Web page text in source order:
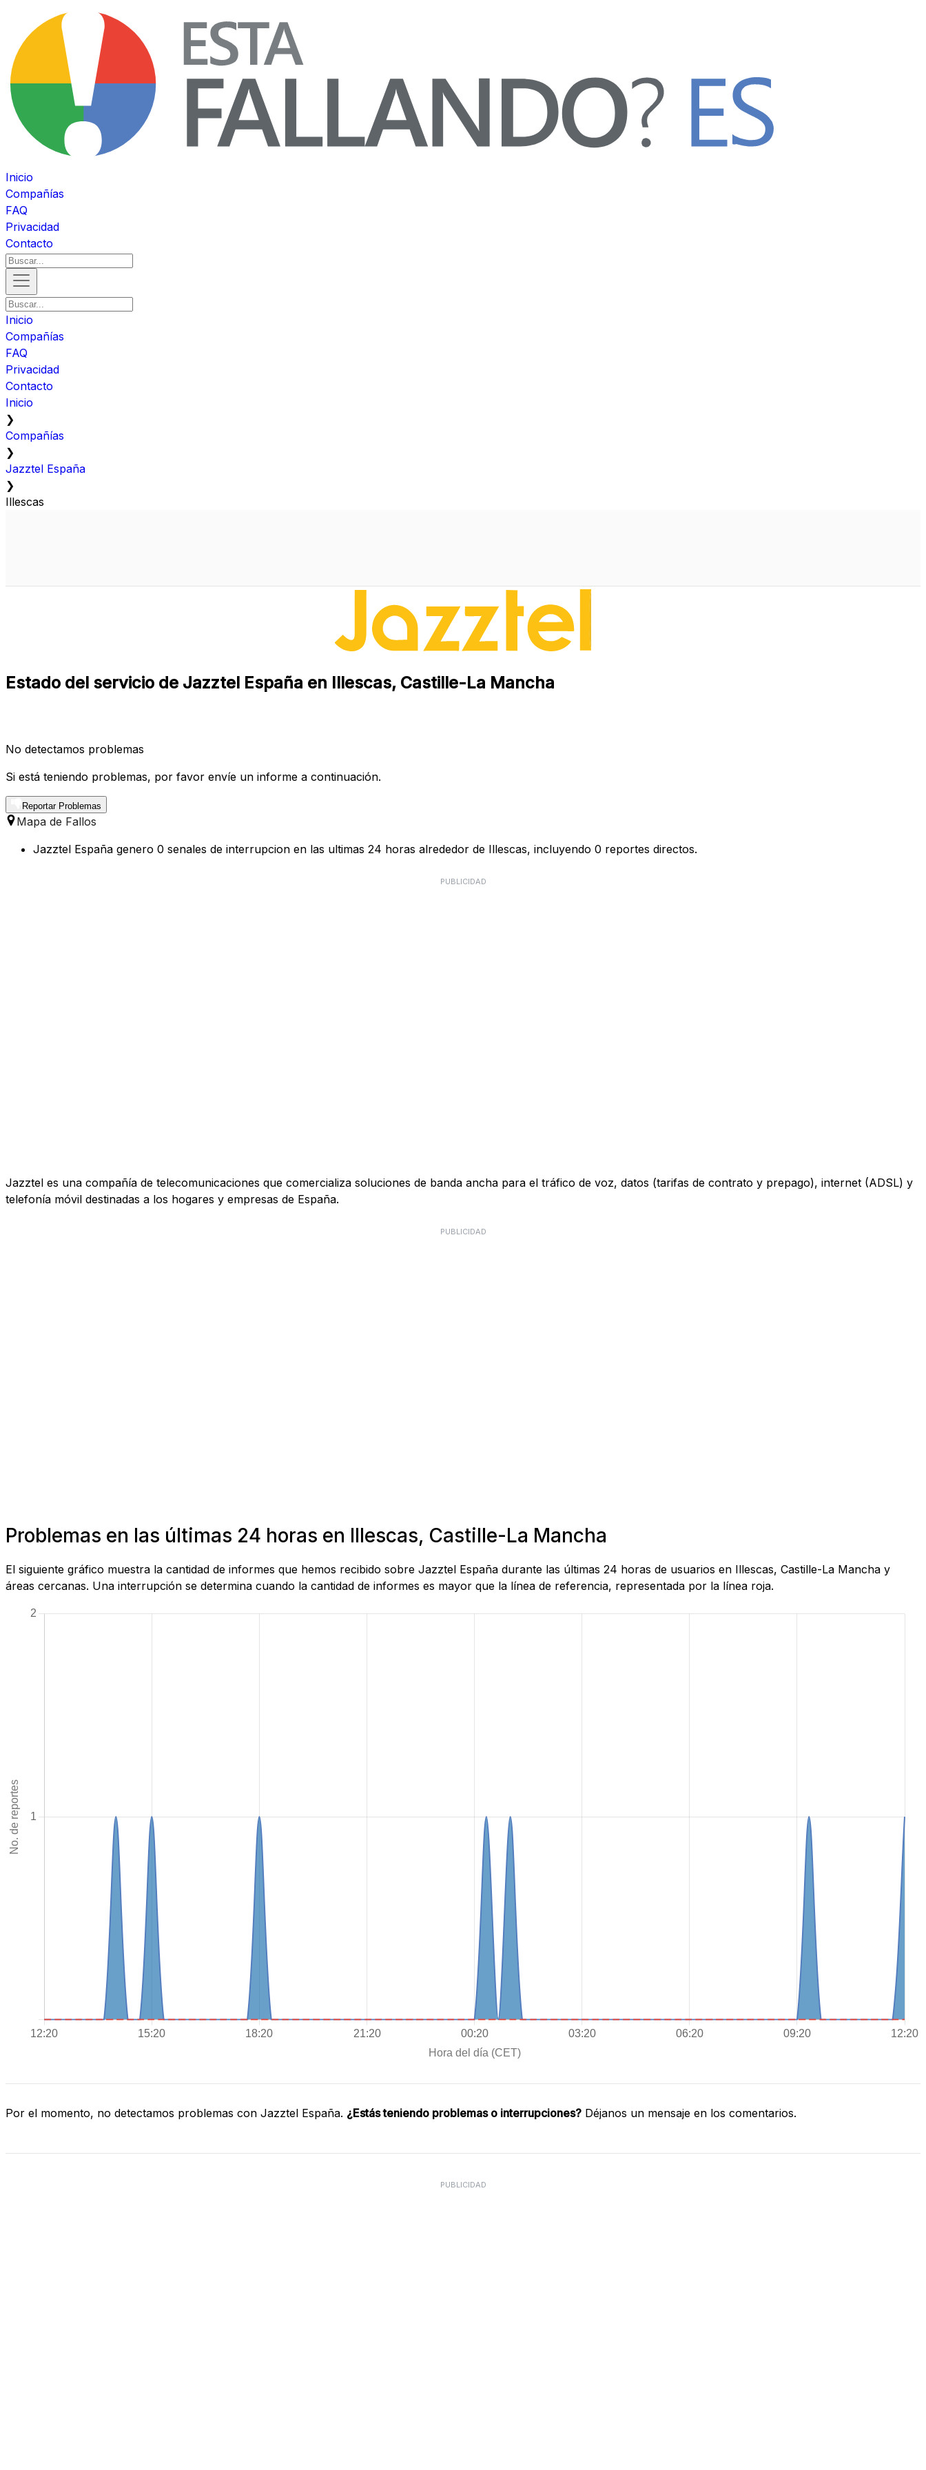
Inicio
Compañías
FAQ
Privacidad
Contacto
Inicio
Compañías
FAQ
Privacidad
Contacto
Inicio
❯
Compañías
❯
Jazztel España
❯
Illescas
Estado del servicio de Jazztel España en Illescas, Castille-La Mancha
No detectamos problemas
Si está teniendo problemas, por favor envíe un informe a continuación.
Reportar Problemas
Mapa de Fallos
Jazztel España genero 0 senales de interrupcion en las ultimas 24 horas alrededor de Illescas, incluyendo 0 reportes directos.
PUBLICIDAD
Jazztel es una compañía de telecomunicaciones que comercializa soluciones de banda ancha para el tráfico de voz, datos (tarifas de contrato y prepago), internet (ADSL) y
telefonía móvil destinadas a los hogares y empresas de España.
PUBLICIDAD
Problemas en las últimas 24 horas en Illescas, Castille-La Mancha
El siguiente gráfico muestra la cantidad de informes que hemos recibido sobre Jazztel España durante las últimas 24 horas de usuarios en Illescas, Castille-La Mancha y
áreas cercanas. Una interrupción se determina cuando la cantidad de informes es mayor que la línea de referencia, representada por la línea roja.
Por el momento, no detectamos problemas con Jazztel España. ¿Estás teniendo problemas o interrupciones? Déjanos un mensaje en los comentarios.
PUBLICIDAD